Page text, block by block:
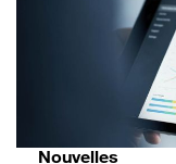
Nouvelles